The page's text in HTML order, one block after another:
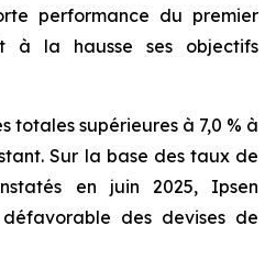
performance du premier
à la hausse ses objectifs
totales supérieures à 7,0 % à
Sur la base des taux de
en juin 2025, Ipsen
des devises de